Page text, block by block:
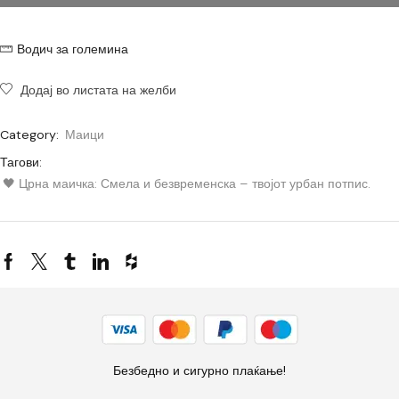
Водич за големина
Додај во листата на желби
Category: Маици
Тагови:
🖤 Црна маичка: Смела и безвременска – твојот урбан потпис.
Безбедно и сигурно плаќање!